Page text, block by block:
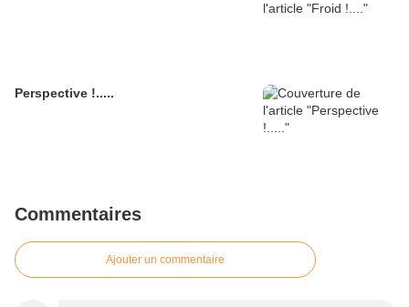
Perspective !.....
Commentaires
Ajouter un commentaire